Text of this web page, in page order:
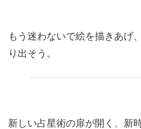
もう迷わないで絵を描きあげ
り出そう。
新しい占星術の扉が開く、新